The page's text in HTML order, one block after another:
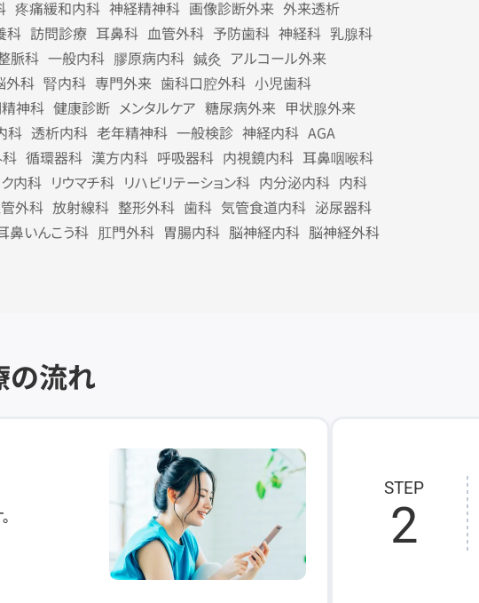
疼痛緩和内科 神経精神科 画像診断外来 外来透析
科 訪問診療 耳鼻科 血管外科 予防歯科 神経科 乳腺科
脈科 一般内科 膠原病内科 鍼灸 アルコール外来
外科 腎内科 専門外来 歯科口腔外科 小児歯科
精神科 健康診断 メンタルケア 糖尿病外来 甲状腺外来
科 透析内科 老年精神科 一般検診 神経内科 AGA
循環器科 漢方内科 呼吸器科 内視鏡内科 耳鼻咽喉科
内科 リウマチ科 リハビリテーション科 内分泌内科 内科
外科 放射線科 整形外科 歯科 気管食道内科 泌尿器科
鼻いんこう科 肛門外科 胃腸内科 脳神経内科 脳神経外科
の流れ
STEP
2